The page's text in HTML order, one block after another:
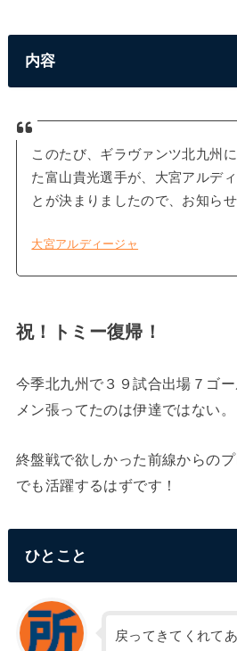
内容
このたび、ギラヴァンツ北九州
た富山貴光選手が、大宮アルデ
とが決まりましたので、お知らせ
大宮アルディージャ
祝！トミー復帰！
今季北九州で３９試合出場７ゴ
メン張ってたのは伊達ではない。
終盤戦で欲しかった前線からの
でも活躍するはずです！
ひとこと
戻ってきてくれて